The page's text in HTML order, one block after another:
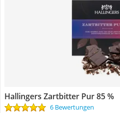
Hallingers Zartbitter Pur 85 %
6 Bewertungen